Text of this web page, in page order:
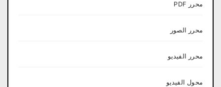
محرر PDF
محرر الصور
محرر الفيديو
محول الفيديو